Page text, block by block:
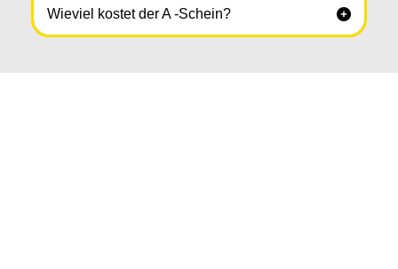
Wieviel kostet der A -Schein? 